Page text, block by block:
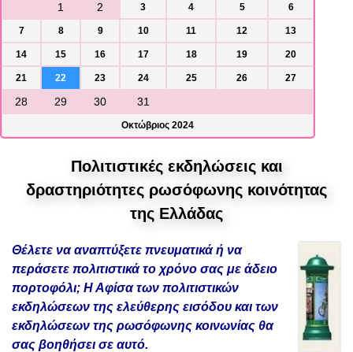
1 2 3 4 5 6
7 8 9 10 11 12 13
14 15 16 17 18 19 20
21 22 23 24 25 26 27
28 29 30 31
Οκτώβριος 2024
Πολιτιστικές εκδηλώσεις και
δραστηριότητες ρωσόφωνης κοινότητας
της Ελλάδας
Θέλετε να αναπτύξετε πνευματικά ή να
περάσετε πολιτιστικά το χρόνο σας με άδειο
πορτοφόλι; Η Αφίσα των πολιτιστικών
εκδηλώσεων της ελεύθερης εισόδου και των
εκδηλώσεων της ρωσόφωνης κοινωνίας θα
σας βοηθήσει σε αυτό.